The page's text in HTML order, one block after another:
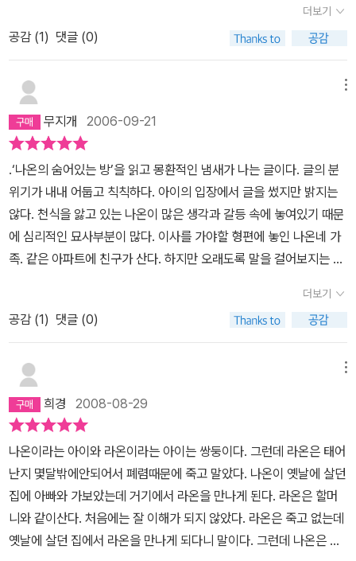
니다. 시험공부에 시달리는 아이들은 서로 어우러져 놀 생각을 하지
않으면서 따돌림이나 편가르기나 괴롭히기 따위를 하거나, 홀로 컴퓨
터게임으로 빠져듭니다. 어버이나 어른은 아이들을 시험공부와 학원
에 몰아넣으면서 삶과 사랑과 꿈하고는 등을 지도록 합니다. 삶과 사
코앞에 있는 것조차 두 눈으로 알아보지 못합니다. 밥 한 그릇이 어디
에서 오는가를 알아보지 못하고, 농약을 친 푸성귀를 알아채지 못하
며, 햇볕·바람·빗물을 먹은 싱그러운 나물을 헤아리지 못합니다. 오직
돈만 벌어야 한다는 사회·경제 얼거리에 갇힙니다. 돈을 더 많이 버는
일자리가 아니라면 아무 뜻이 없는 줄 여깁니다. 삶을 가꾸는 일이나,
사랑을 나누는 일이나, 꿈을 키우는 일하고는 아예 등을 집니다. 이리
하여, 스무 살쯤 될 무렵에는 사람을 제대로 마주할 줄 모르고, 서른
살쯤 될 무렵에는 사람한테 깃든 착한 숨결을 찬찬히 바라볼 줄 모르
며, 마흔 살쯤 될 무렵에는 사람한테 서린 참된 넋을 옳게 읽을 줄 모
럼, 집주인에게 물어 봤어야죠. 그렇게 오래 살고 약이 되는 나무를 물
어 보지도 않고 벤 걸 생각하면 아직도 화가 나요. 당숙모가 얼마나 애
지중지하던 나문데.” … 여기에 살았던 기억이 나지 않는데, 오늘은 여
기가 꼭 우리 집인 것처럼 반갑고 친근하게 느껴졌다 .. (13, 68쪽)
오늘날 꽤 많은 사람들은 장삿속을 가리지 못합니다. 장삿속을 가릴
줄 알더라도 그냥 장삿속에 휘둘립니다. 오늘날 퍽 많은 사람들은 겉
치레나 눈속임을 헤아리지 못합니다. 정치나 경제나 사회나 문화를
휘어잡은 이들이 꾸미는 겉치레나 눈속임을 헤아리지 못하면서 거짓
더보기
공감 (1) 댓글 (0)
무지개 2006-09-21
.‘나온의 숨어있는 방’을 읽고 몽환적인 냄새가 나는 글이다. 글의 분
위기가 내내 어둡고 칙칙하다. 아이의 입장에서 글을 썼지만 밝지는
않다. 천식을 앓고 있는 나온이 많은 생각과 갈등 속에 놓여있기 때문
에 심리적인 묘사부분이 많다. 이사를 가야할 형편에 놓인 나온네 가
족. 같은 아파트에 친구가 산다. 하지만 오래도록 말을 걸어보지는 않
하나가 친구네였다. 그 친구는 할머니랑 산다. 유일하게 학교 친구 중
에서는 이야기 상대로 나온다. 나온이네 아빠는 선생님인데 이번에는
좀 멀리 변두리 학교에서 근무하게 되어 집에는 주말에만 들린다. 나
온이네는 당숙모가 물려주신 집이 한 채 있다. 소위 넝쿨 집이다. 예전
에 그 집에 살았다는 데 무슨 이유에선지 남의 집에 세를 주다가 다시
빈집이 되어 몇 해째 묵어있다. 그 집을 팔아서 다만 얼마라도 보태서
새 아파트를 구할 생각이었다. 그런데 웬일인지 부동산에 내놓았지만
이상한 소문만 무성할 뿐 나가질 않는다. 한편으로 아빠는 산에 간다
고 해놓고는 그 넝쿨집을 손질하고 있었다. 그 집에 살 생각이었다. 엄
마는 그러나 반대다. 아픈 추억이 있는 것이다. 하지만 나온이는 그 이
유를 모르고 처음 그 넝쿨집에 아빠랑 가던 날, 이상한 아이를 만난
다. 그 후로 꿈을 꾸듯이 그 아이를 만나 이야기를 나눈다. 비밀일기를
더보기
공감 (1) 댓글 (0)
희경 2008-08-29
나온이라는 아이와 라온이라는 아이는 쌍둥이다. 그런데 라온은 태어
난지 몇달밖에안되어서 폐렴때문에 죽고 말았다. 나온이 옛날에 살던
집에 아빠와 가보았는데 거기에서 라온을 만나게 된다. 라온은 할머
니와 같이산다. 처음에는 잘 이해가 되지 않았다. 라온은 죽고 없는데
옛날에 살던 집에서 라온을 만나게 되다니 말이다. 그런데 나온은 자